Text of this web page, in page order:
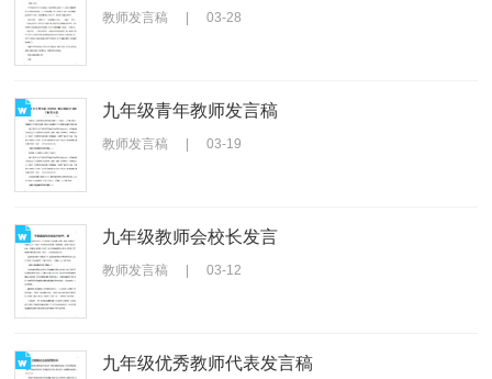
教师发言稿 03-28
九年级青年教师发言稿
教师发言稿 03-19
九年级教师会校长发言
教师发言稿 03-12
九年级优秀教师代表发言稿